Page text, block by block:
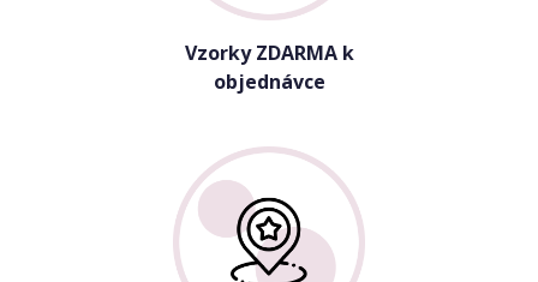
Vzorky ZDARMA k
objednávce